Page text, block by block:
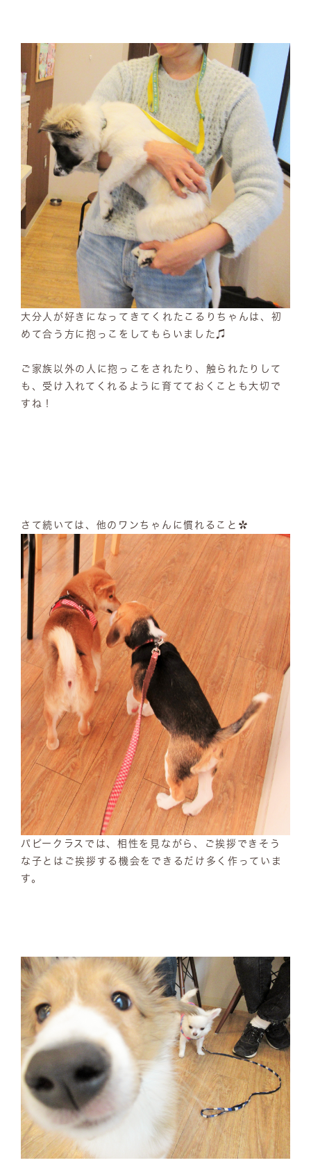
大分人が好きになってきてくれたこるりちゃんは、初
めて合う方に抱っこをしてもらいました♫
ご家族以外の人に抱っこをされたり、触られたりして
も、受け入れてくれるように育てておくことも大切で
すね！
さて続いては、他のワンちゃんに慣れること✿
パピークラスでは、相性を見ながら、ご挨拶できそう
な子とはご挨拶する機会をできるだけ多く作っていま
す。